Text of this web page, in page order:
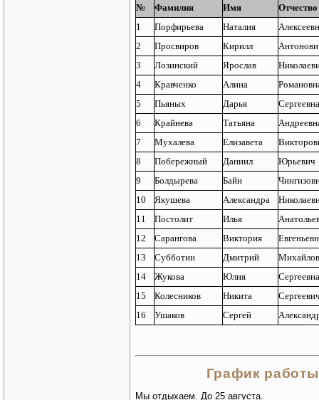
№ Фамилия Имя
Отчество
1
Порфирьева Наталия
2
Просвиров Кирилл
3
Лозинский Ярослав
4
Кравченко Алина
5
Пьяных Дарья
Сергеевна
6
Крайнева Татьяна
7
Мухалева Елизавета
8
Побережный Даниил
Юрьевич
9
Болдырева Байн
10
Якушева Александра
11
Постолит Илья
12
Сарангова Виктория
13
Субботин Дмитрий
14
Жукова Юлия
Сергеевна
15
Колесников Никита
16
Ушаков Сергей
График
Мы отдыхаем. До 25 августа.